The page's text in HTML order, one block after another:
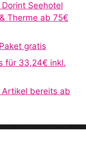
Seehotel
Therme ab 75€
gratis
für 33,24€ inkl.
Artikel bereits ab